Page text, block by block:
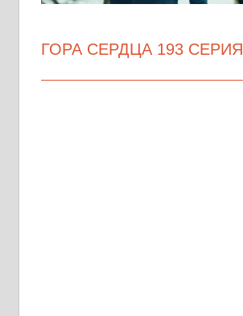
ГОРА СЕРДЦА 193 СЕРИЯ